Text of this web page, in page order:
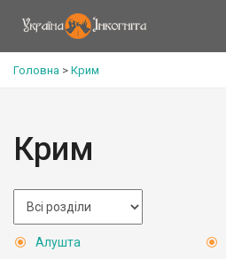
Головна > Крим
Крим
Алушта